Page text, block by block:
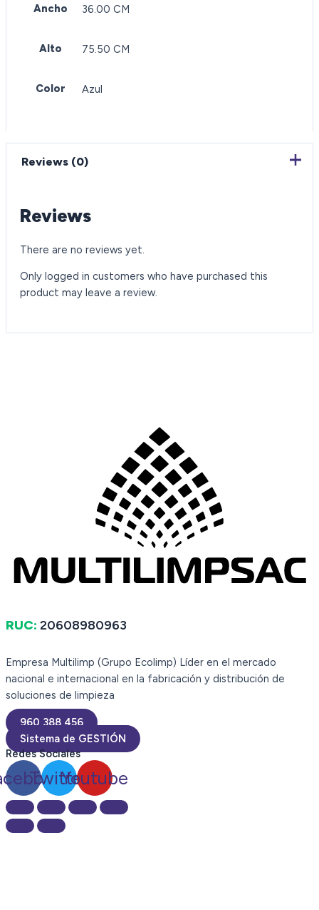
Ancho 36.00 CM
Alto 75.50 CM
Color Azul
Reviews (0)
Reviews
There are no reviews yet.
Only logged in customers who have purchased this
product may leave a review.
RUC: 20608980963
Empresa Multilimp (Grupo Ecolimp) Líder en el mercado
nacional e internacional en la fabricación y distribución de
soluciones de limpieza
960 388 456
Sistema de GESTIÓN
Redes Sociales
TwitterYoutube